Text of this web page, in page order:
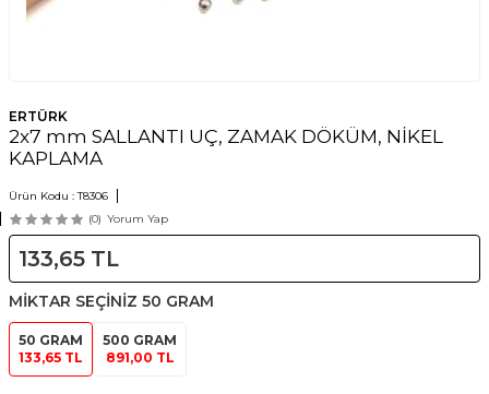
ERTÜRK
2x7 mm SALLANTI UÇ, ZAMAK DÖKÜM, NİKEL
KAPLAMA
Ürün Kodu :T8306
(0) Yorum Yap
133,65 TL
MİKTAR SEÇİNİZ 50 GRAM
50 GRAM
133,65 TL
500 GRAM
891,00 TL